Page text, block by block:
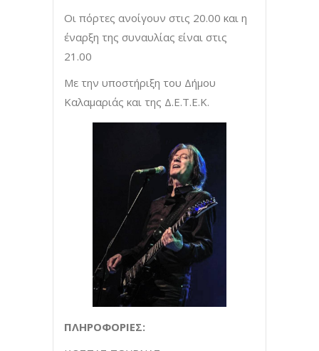
Οι πόρτες ανοίγουν στις 20.00 και η
έναρξη της συναυλίας είναι στις
21.00
Με την υποστήριξη του Δήμου
Καλαμαριάς και της Δ.Ε.Τ.Ε.Κ.
ΠΛΗΡΟΦΟΡΙΕΣ: